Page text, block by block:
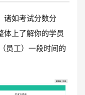
诸如考试分数分
体上了解你的学员
员工）一段时间的